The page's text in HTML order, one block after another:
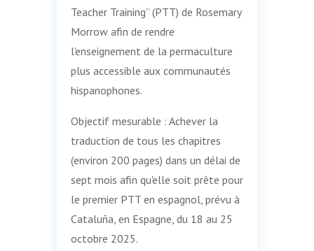
Teacher Training” (PTT) de Rosemary
Morrow afin de rendre
l'enseignement de la permaculture
plus accessible aux communautés
hispanophones.
Objectif mesurable : Achever la
traduction de tous les chapitres
(environ 200 pages) dans un délai de
sept mois afin qu'elle soit prête pour
le premier PTT en espagnol, prévu à
Cataluña, en Espagne, du 18 au 25
octobre 2025.